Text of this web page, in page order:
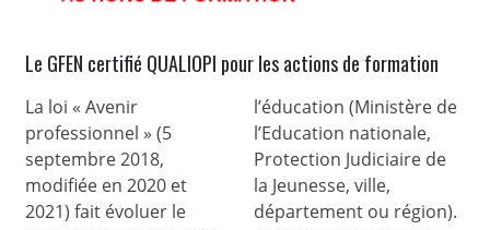
Le GFEN certifié QUALIOPI pour les actions de formation
La loi « Avenir
professionnel » (5
septembre 2018,
modifiée en 2020 et
2021) fait évoluer le
l’éducation (Ministère de
l’Education nationale,
Protection Judiciaire de
la Jeunesse, ville,
département ou région).